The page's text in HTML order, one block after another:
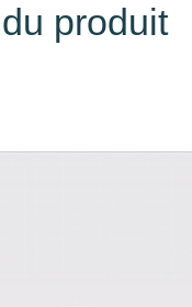
produit